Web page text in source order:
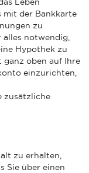
mit der Bankkarte
zu
notwendig,
Hypothek zu
ganz oben auf Ihre
einzurichten,
zusätzliche
zu erhalten,
Sie über einen